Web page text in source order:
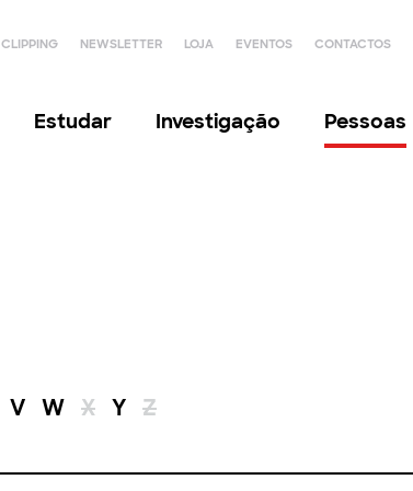
CLIPPING NEWSLETTER LOJA EVENTOS CONTACTOS
Estudar Investigação Pessoas
V W X Y Z